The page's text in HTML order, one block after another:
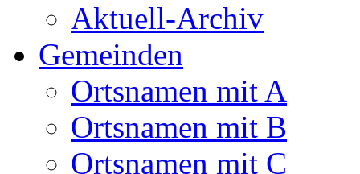
Aktuell-Archiv
Gemeinden
Ortsnamen mit A
Ortsnamen mit B
Ortsnamen mit C